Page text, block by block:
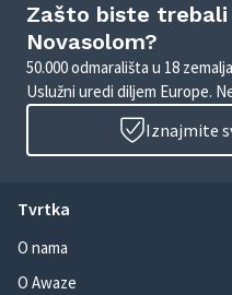
Zašto biste
Novasolom?
50.000 odmarališta u 18
Uslužni uredi diljem Europe.
Iznajmite
Tvrtka
O nama
O Awaze